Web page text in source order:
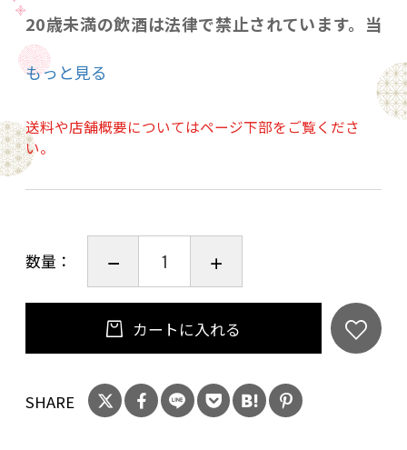
20歳未満の飲酒は法律で禁止されています。当
店は20歳未満の方への酒類の販売はいたしてお
りません。
ご購入時、「ご注文手続き」画面の「お問い合
わせ欄」に、生年月日を必ず入力してくださ
い。
ことよりモール会員で生年月日登録済みの方
もっと見る
送料や店舗概要についてはページ下部をご覧くださ
い。
数量：
カートに入れる
SHARE